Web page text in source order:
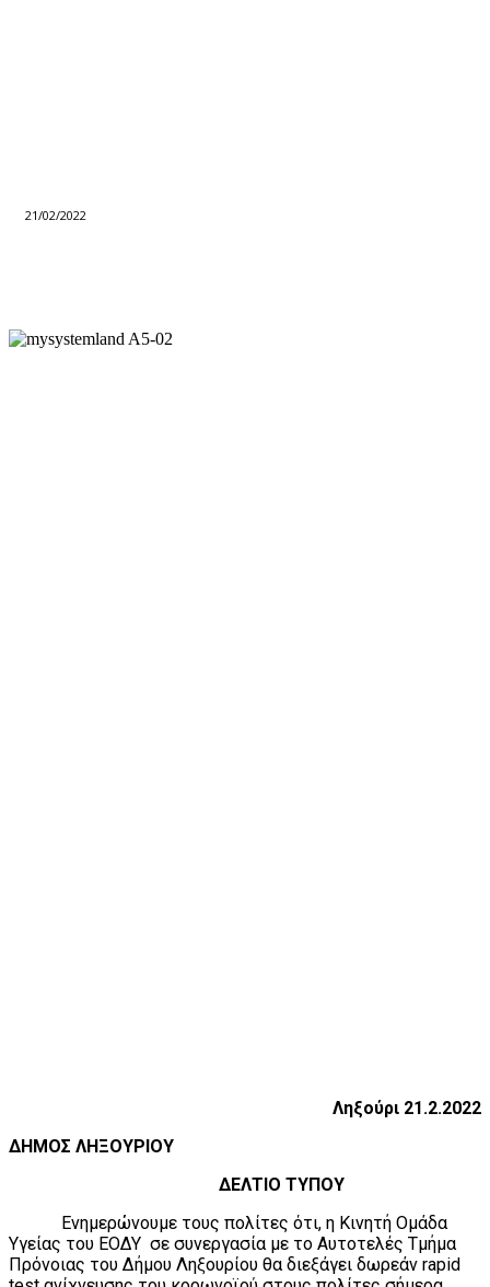
21/02/2022
Ληξούρι 21.2.2022
ΔΗΜΟΣ ΛΗΞΟΥΡΙΟΥ
ΔΕΛΤΙΟ ΤΥΠΟΥ
Ενημερώνουμε τους πολίτες ότι, η Κινητή Ομάδα
Υγείας του ΕΟΔΥ σε συνεργασία με το Αυτοτελές Τμήμα
Πρόνοιας του Δήμου Ληξουρίου θα διεξάγει δωρεάν rapid